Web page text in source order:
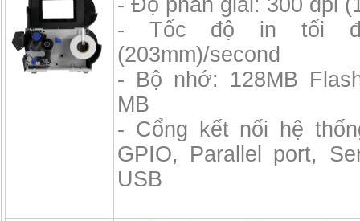
- Độ phân giải: 300 dpi
- Tốc độ in tối
(203mm)/second
- Bộ nhớ: 128MB
MB
- Cổng kết nối hệ
GPIO, Parallel port,
USB